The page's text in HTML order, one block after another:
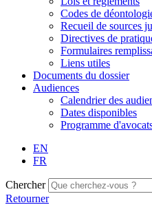
Codes de
Recueil de sources
Directives de
Formulaires
Liens utiles
Documents du dossier
Audiences
Calendrier des
Dates disponibles
Programme
EN
FR
Chercher
Retourner